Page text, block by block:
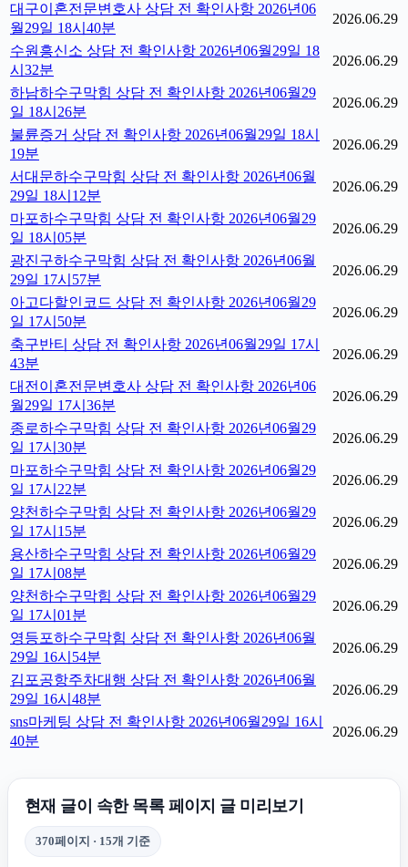
대구이혼전문변호사 상담 전 확인사항 2026년06
월29일 18시40분
2026.06.29
수원흥신소 상담 전 확인사항 2026년06월29일 18
시32분
2026.06.29
하남하수구막힘 상담 전 확인사항 2026년06월29
일 18시26분
2026.06.29
불륜증거 상담 전 확인사항 2026년06월29일 18시
19분
2026.06.29
서대문하수구막힘 상담 전 확인사항 2026년06월
29일 18시12분
2026.06.29
마포하수구막힘 상담 전 확인사항 2026년06월29
일 18시05분
2026.06.29
광진구하수구막힘 상담 전 확인사항 2026년06월
29일 17시57분
2026.06.29
아고다할인코드 상담 전 확인사항 2026년06월29
일 17시50분
2026.06.29
축구반티 상담 전 확인사항 2026년06월29일 17시
43분
2026.06.29
대전이혼전문변호사 상담 전 확인사항 2026년06
월29일 17시36분
2026.06.29
종로하수구막힘 상담 전 확인사항 2026년06월29
일 17시30분
2026.06.29
마포하수구막힘 상담 전 확인사항 2026년06월29
일 17시22분
2026.06.29
양천하수구막힘 상담 전 확인사항 2026년06월29
일 17시15분
2026.06.29
용산하수구막힘 상담 전 확인사항 2026년06월29
일 17시08분
2026.06.29
양천하수구막힘 상담 전 확인사항 2026년06월29
일 17시01분
2026.06.29
영등포하수구막힘 상담 전 확인사항 2026년06월
29일 16시54분
2026.06.29
김포공항주차대행 상담 전 확인사항 2026년06월
29일 16시48분
2026.06.29
sns마케팅 상담 전 확인사항 2026년06월29일 16시
40분
2026.06.29
현재 글이 속한 목록 페이지 글 미리보기
370페이지 · 15개 기준